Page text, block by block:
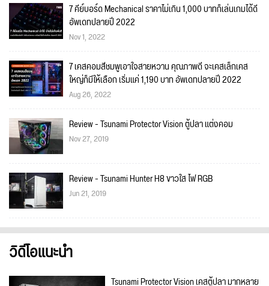
7 คีย์บอร์ด Mechanical ราคาไม่เกิน 1,000 บาทก็เล่นเกมได้ดี
อัพเดทปลายปี 2022
Nov 1, 2022
7 เคสคอมสีชมพูเอาใจสายหวาน คุณภาพดี จะเคสเล็กเคส
ใหญ่ก็มีให้เลือก เริ่มแค่ 1,190 บาท อัพเดทปลายปี 2022
Aug 26, 2022
Review - Tsunami Protector Vision ตู้ปลา แต่งคอม
Nov 27, 2019
Review - Tsunami Hunter H8 ขาวใส ไฟ RGB
Jun 21, 2019
วิดีโอแนะนำ
Tsunami Protector Vision เคสตู้ปลา มากหลาย